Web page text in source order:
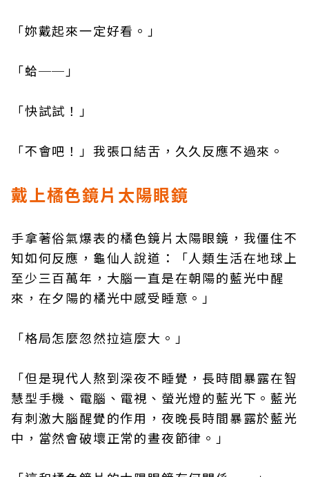
「妳戴起來一定好看。」
「蛤──」
「快試試！」
「不會吧！」我張口結舌，久久反應不過來。
戴上橘色鏡片太陽眼鏡
手拿著俗氣爆表的橘色鏡片太陽眼鏡，我僵住不
知如何反應，龜仙人說道：「人類生活在地球上
至少三百萬年，大腦一直是在朝陽的藍光中醒
來，在夕陽的橘光中感受睡意。」
「格局怎麼忽然拉這麼大。」
「但是現代人熬到深夜不睡覺，長時間暴露在智
慧型手機、電腦、電視、螢光燈的藍光下。藍光
有刺激大腦醒覺的作用，夜晚長時間暴露於藍光
中，當然會破壞正常的晝夜節律。」